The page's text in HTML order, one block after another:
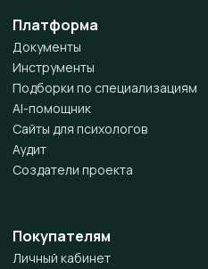
Платформа
Документы
Инструменты
Подборки по специализациям
AI-помощник
Сайты для психологов
Аудит
Создатели проекта
Покупателям
Личный кабинет